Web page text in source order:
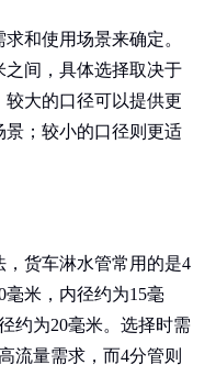
和使用场景来确定。
之间，具体选择取决于
大的口径可以提供更
景；较小的口径则更适
，货车淋水管常用的是4
米，内径约为15毫
约为20毫米。选择时需
流量需求，而4分管则